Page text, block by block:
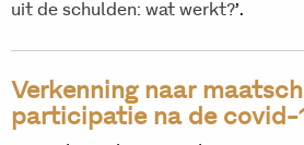
uit de schulden: wat werkt?’.
Verkenning naar
participatie na de covid-